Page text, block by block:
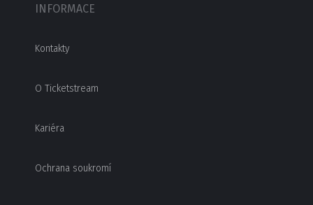
INFORMACE
Kontakty
O Ticketstream
Kariéra
Ochrana soukromí